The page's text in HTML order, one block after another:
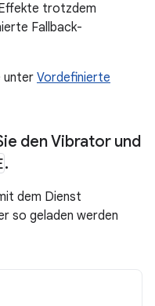
trotzdem
Fallback-
unter Vordefinierte
den Vibrator und
.
dem Dienst
so geladen werden